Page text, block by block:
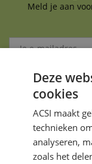
Meld je aan
Je gegevens
Deze
cookies
ACSI maakt
technieken
analyseren,
zoals het